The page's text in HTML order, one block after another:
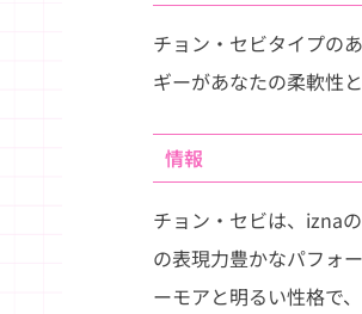
チョン・セビタイプの
ギーがあなたの柔軟性
情報
チョン・セビは、izna
の表現力豊かなパフォ
ーモアと明るい性格で